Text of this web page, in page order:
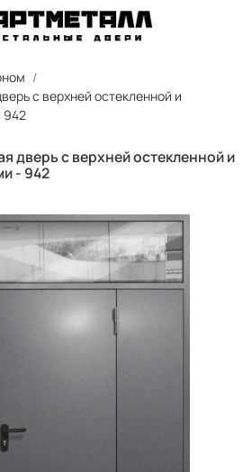
с верхней остекленной и
942
дверь с верхней остекленной и
- 942